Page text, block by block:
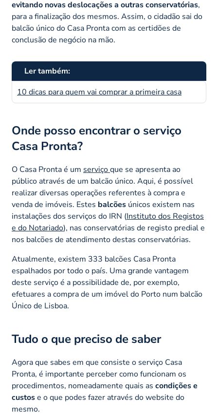
evitando novas deslocações a outras conservatórias,
para a finalização dos mesmos. Assim, o cidadão sai do
balcão único do Casa Pronta com as certidões de
conclusão de negócio na mão.
Ler também:
10 dicas para quem vai comprar a primeira casa
Onde posso encontrar o serviço
Casa Pronta?
O Casa Pronta é um serviçoque se apresenta ao
público através de um balcão único. Aqui, é possível
realizar diversas operações referentes à compra e
venda de imóveis. Estes balcões únicos existem nas
instalações dos serviços do IRN (Instituto dos Registos
e do Notariado), nas conservatórias de registo predial e
nos balcões de atendimento destas conservatórias.
Atualmente, existem 333 balcões Casa Pronta
espalhados por todo o país. Uma grande vantagem
deste serviço é a possibilidade de, por exemplo,
efetuares a compra de um imóvel do Porto num balcão
Único de Lisboa.
Tudo o que preciso de saber
Agora que sabes em que consiste o serviço Casa
Pronta, é importante perceber como funcionam os
procedimentos, nomeadamente quais as condições e
custose o que podes fazer através dowebsite do
mesmo.